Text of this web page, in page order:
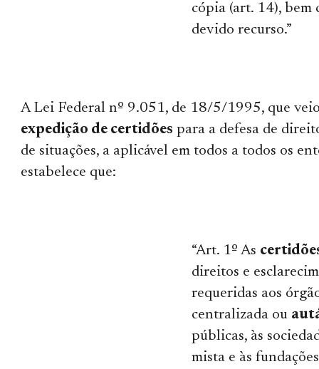
cópia (art. 14),
devido recurso.”
A Lei Federal nº 9.051, de 18/5/1995, que
expedição de certidões para a defesa de
de situações, a aplicável em todos a todos os
estabelece que:
“Art. 1º As
direitos e
requeridas aos
centralizada ou
públicas, às
mista e às